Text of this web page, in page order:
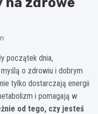
początek dnia,
o zdrowiu i dobrym
tylko dostarczają energii
i pomagają w
od tego, czy jesteś